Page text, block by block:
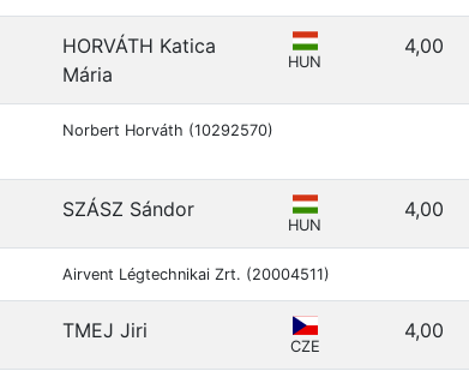
HORVÁTH Katica
Mária
HUN
4,00
Norbert Horváth (10292570)
SZÁSZ Sándor
HUN
4,00
Airvent Légtechnikai Zrt. (20004511)
TMEJ Jiri
CZE
4,00